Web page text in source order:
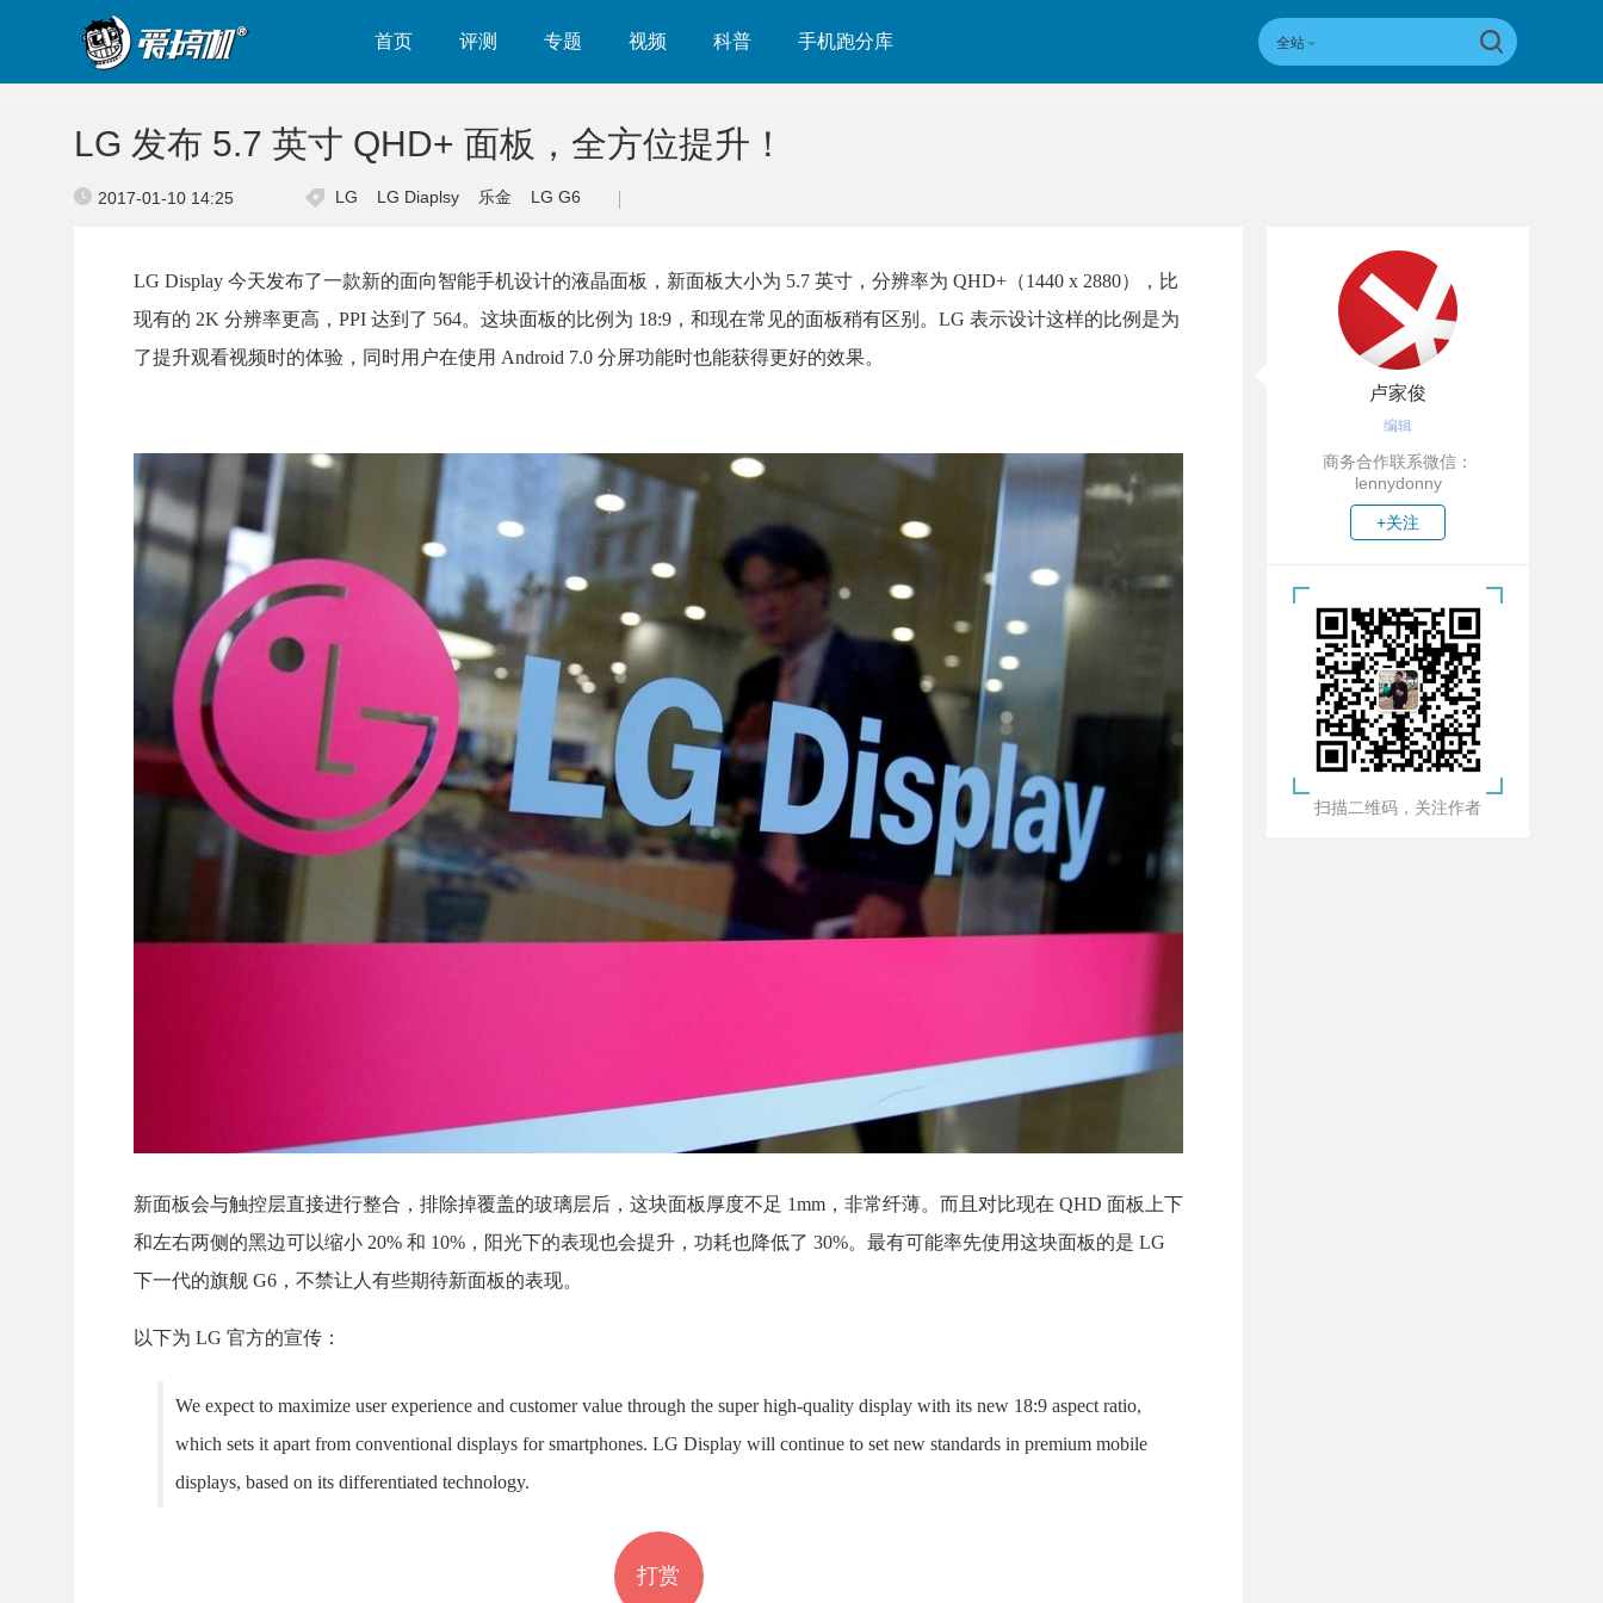
首页 评测 专题 视频 科普 手机跑分库 全站
LG 发布 5.7 英寸 QHD+ 面板，全方位提升！
2017-01-10 14:25 LG LG Diaplsy 乐金 LG G6
LG Display 今天发布了一款新的面向智能手机设计的液晶面板，新面板大小为 5.7 英寸，分辨率为 QHD+（1440 x 2880），比
现有的 2K 分辨率更高，PPI 达到了 564。这块面板的比例为 18:9，和现在常见的面板稍有区别。LG 表示设计这样的比例是为
了提升观看视频时的体验，同时用户在使用 Android 7.0 分屏功能时也能获得更好的效果。
新面板会与触控层直接进行整合，排除掉覆盖的玻璃层后，这块面板厚度不足 1mm，非常纤薄。而且对比现在 QHD 面板上下
和左右两侧的黑边可以缩小 20% 和 10%，阳光下的表现也会提升，功耗也降低了 30%。最有可能率先使用这块面板的是 LG
下一代的旗舰 G6，不禁让人有些期待新面板的表现。
以下为 LG 官方的宣传：
We expect to maximize user experience and customer value through the super high-quality display with its new 18:9 aspect ratio,
which sets it apart from conventional displays for smartphones. LG Display will continue to set new standards in premium mobile
displays, based on its differentiated technology.
打赏
卢家俊
编辑
商务合作联系微信：
lennydonny
+关注
扫描二维码，关注作者